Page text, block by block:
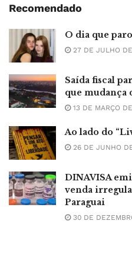
Recomendado
O dia que
27 DE JULHO
Saída fiscal
que mudança
13 DE MARÇO
Ao lado do
26 DE JUNHO
DINAVISA
venda
Paraguai
30 DE